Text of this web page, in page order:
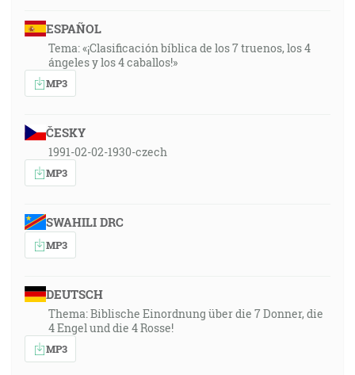
ESPAÑOL
Tema: «¡Clasificación bíblica de los 7 truenos, los 4
ángeles y los 4 caballos!»
MP3
ČESKY
1991-02-02-1930-czech
MP3
SWAHILI DRC
MP3
DEUTSCH
Thema: Biblische Einordnung über die 7 Donner, die
4 Engel und die 4 Rosse!
MP3